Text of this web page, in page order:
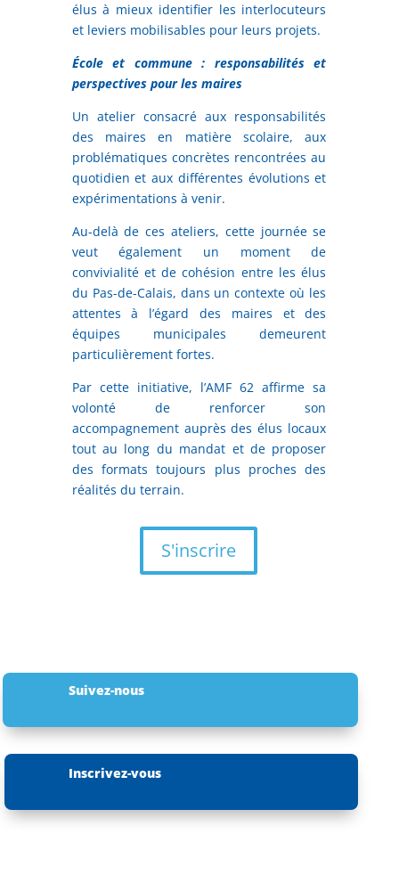
élus à mieux identifier les interlocuteurs
et leviers mobilisables pour leurs projets.
École et commune : responsabilités et
perspectives pour les maires
Un atelier consacré aux responsabilités
des maires en matière scolaire, aux
problématiques concrètes rencontrées au
quotidien et aux différentes évolutions et
expérimentations à venir.
Au-delà de ces ateliers, cette journée se
veut également un moment de
convivialité et de cohésion entre les élus
du Pas-de-Calais, dans un contexte où les
attentes à l’égard des maires et des
équipes municipales demeurent
particulièrement fortes.
Par cette initiative, l’AMF 62 affirme sa
volonté de renforcer son
accompagnement auprès des élus locaux
tout au long du mandat et de proposer
des formats toujours plus proches des
réalités du terrain.
S'inscrire
Suivez-nous
Inscrivez-vous